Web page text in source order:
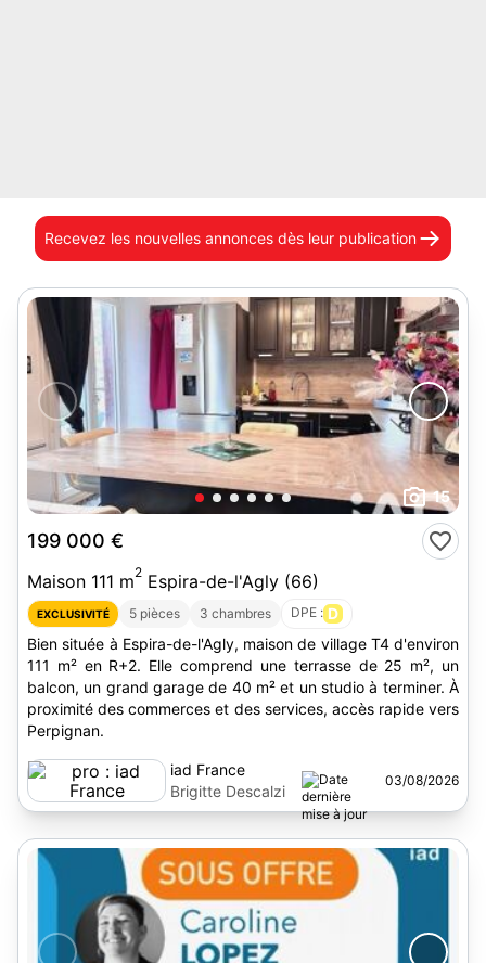
Recevez les nouvelles annonces dès leur publication
15
199 000 €
Maison 111 m2 Espira-de-l'Agly (66)
EXCLUSIVITÉ 5 pièces 3 chambres DPE : D
Bien située à Espira-de-l'Agly, maison de village T4 d'environ
111 m² en R+2. Elle comprend une terrasse de 25 m², un
balcon, un grand garage de 40 m² et un studio à terminer. À
proximité des commerces et des services, accès rapide vers
Perpignan.
iad France
Brigitte Descalzi
03/08/2026